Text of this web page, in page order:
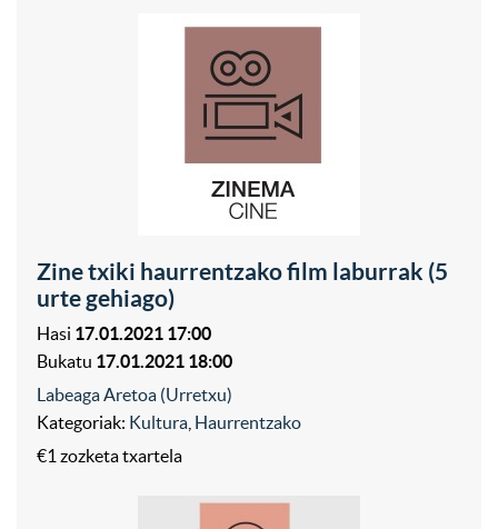
Zine txiki haurrentzako film laburrak (5
urte gehiago)
Hasi 17.01.2021 17:00
Bukatu 17.01.2021 18:00
Labeaga Aretoa (Urretxu)
Kategoriak: Kultura Haurrentzako
€1 zozketa txartela